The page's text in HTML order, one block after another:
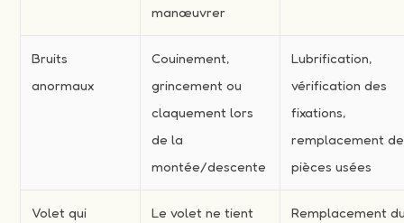
manœuvrer
Bruits
anormaux
Couinement,
grincement ou
claquement lors
de la
montée/descente
Lubrification,
vérification des
fixations,
remplacement de
pièces usées
Volet qui
Le volet ne tient
Remplacement